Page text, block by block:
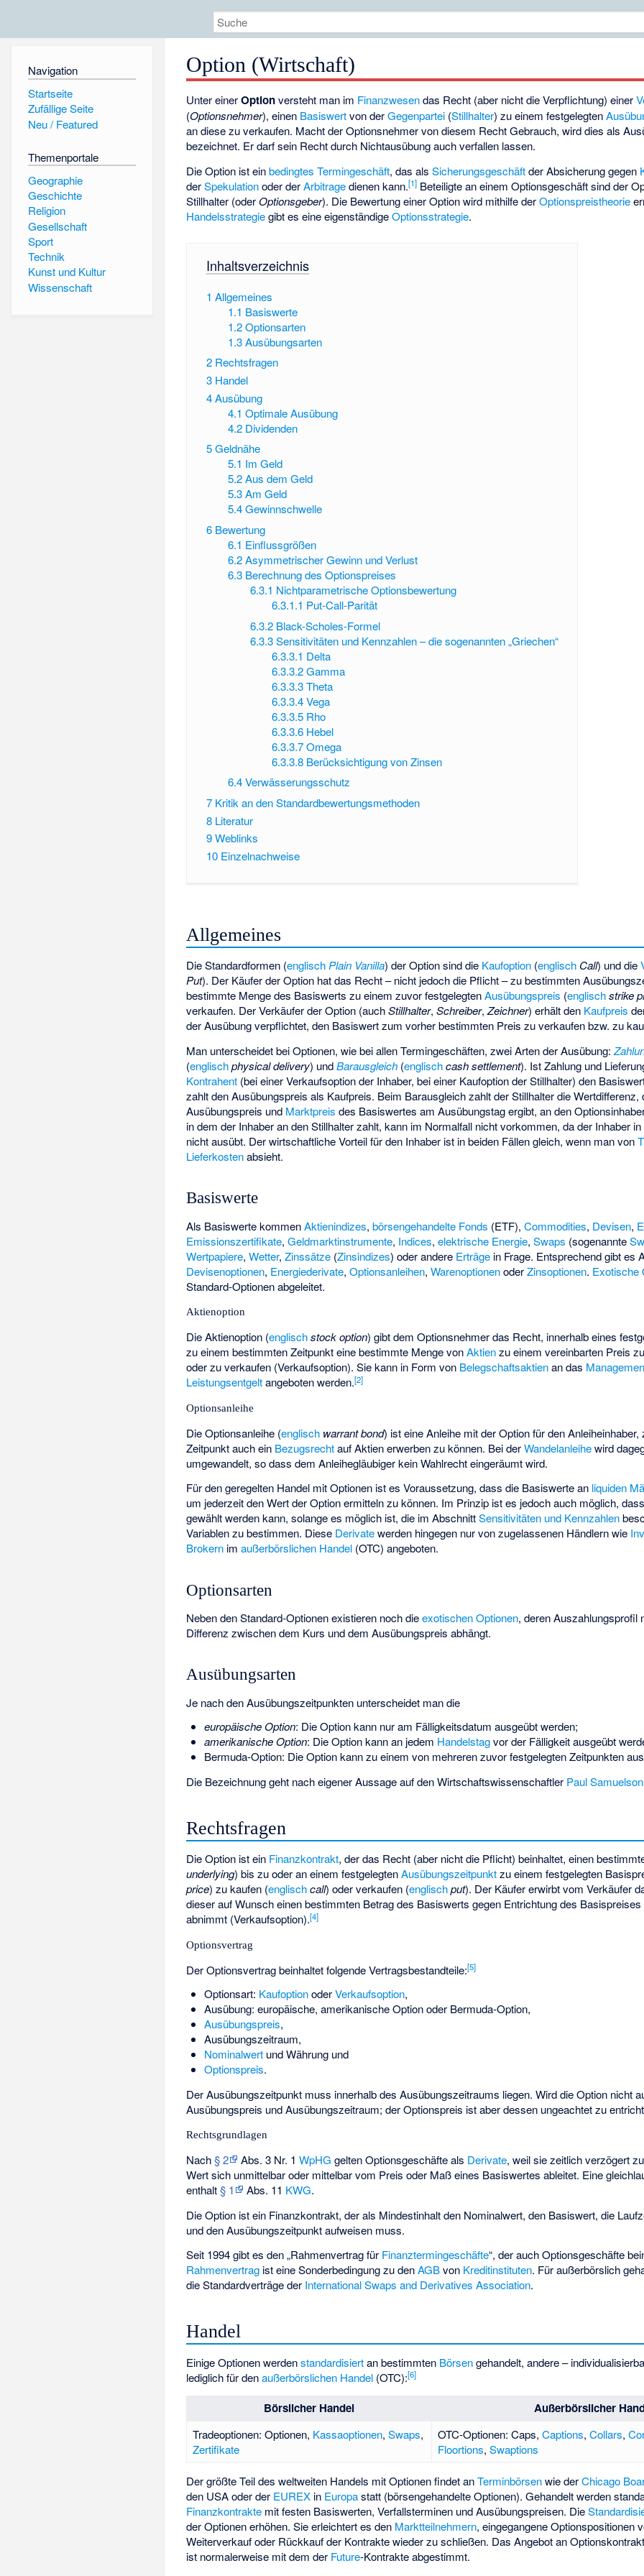
Navigation
Startseite
Zufällige Seite
Neu / Featured
Themenportale
Geographie
Geschichte
Religion
Gesellschaft
Sport
Technik
Kunst und Kultur
Wissenschaft
Option (Wirtschaft)
Unter einerOptionversteht man im Finanzwesendas Recht (aber nicht die Verpflichtung) einer
(Optionsnehmer), einen Basiswertvon derGegenpartei (Stillhalter) zu einem festgelegten
an diese zu verkaufen. Macht der Optionsnehmer von diesem Recht Gebrauch, wird dies als
bezeichnet. Er darf sein Recht durch Nichtausübung auch verfallen lassen.
Die Option ist einbedingtes Termingeschäft, das alsSicherungsgeschäftder Absicherung gegen
derSpekulationoder derArbitragedienen kann.[1] Beteiligte an einem Optionsgeschäft sind der
Stillhalter (oderOptionsgeber). Die Bewertung einer Option wird mithilfe derOptionspreistheorie
Handelsstrategiegibt es eine eigenständigeOptionsstrategie.
Inhaltsverzeichnis
1 Allgemeines
1.1 Basiswerte
1.2 Optionsarten
1.3 Ausübungsarten
2 Rechtsfragen
3 Handel
4Ausübung
4.1 Optimale Ausübung
4.2 Dividenden
5Geldnähe
5.1 Im Geld
5.2 Aus dem Geld
5.3 Am Geld
5.4 Gewinnschwelle
6 Bewertung
6.1 Einflussgrößen
6.2 Asymmetrischer Gewinn und Verlust
6.3 Berechnung des Optionspreises
6.3.1 Nichtparametrische Optionsbewertung
6.3.1.1 Put-Call-Parität
6.3.2 Black-Scholes-Formel
6.3.3 Sensitivitäten und Kennzahlen – die sogenannten „Griechen“
6.3.3.1 Delta
6.3.3.2Gamma
6.3.3.3Theta
6.3.3.4Vega
6.3.3.5 Rho
6.3.3.6 Hebel
6.3.3.7Omega
6.3.3.8 Berücksichtigung von Zinsen
6.4 Verwässerungsschutz
7 Kritik an den Standardbewertungsmethoden
8 Literatur
9Weblinks
10 Einzelnachweise
Allgemeines
Die Standardformen (englisch Plain Vanilla) der Option sind die Kaufoption (englisch Call) und die
Put). Der Käufer der Option hat das Recht – nicht jedoch die Pflicht – zu bestimmten
bestimmte Menge des Basiswerts zu einem zuvor festgelegtenAusübungspreis (englisch strike
verkaufen. Der Verkäufer der Option (auchStillhalter,Schreiber,Zeichner) erhält den Kaufpreis
der Ausübung verpflichtet, den Basiswert zum vorher bestimmten Preis zu verkaufen bzw. zu
Man unterscheidet bei Optionen, wie bei allen Termingeschäften, zwei Arten der Ausübung:
(englisch physical delivery) undBarausgleich (englisch cash settlement). Ist Zahlung und
Kontrahent (bei einer Verkaufsoption der Inhaber, bei einer Kaufoption der Stillhalter) den
zahlt den Ausübungspreis als Kaufpreis. Beim Barausgleich zahlt der Stillhalter die Wertdifferenz,
Ausübungspreis und Marktpreis des Basiswertes am Ausübungstag ergibt, an den
in dem der Inhaber an den Stillhalter zahlt, kann im Normalfall nicht vorkommen, da der Inhaber
nicht ausübt. Der wirtschaftliche Vorteil für den Inhaber ist in beiden Fällen gleich, wenn man von
Lieferkostenabsieht.
Basiswerte
Als Basiswerte kommenAktienindizes,börsengehandelte Fonds (ETF),Commodities, Devisen,
Emissionszertifikate,Geldmarktinstrumente, Indices,elektrische Energie,Swaps (sogenannte
Wertpapiere,Wetter,Zinssätze (Zinsindizes) oder andere Erträge in Frage. Entsprechend gibt es
Devisenoptionen, Energiederivate,Optionsanleihen,WarenoptionenoderZinsoptionen. Exotische
Standard-Optionen abgeleitet.
Aktienoption
Die Aktienoption (englisch stock option) gibt dem Optionsnehmer das Recht, innerhalb eines
zu einem bestimmten Zeitpunkt eine bestimmte Menge vonAktienzu einem vereinbarten Preis
oder zu verkaufen (Verkaufsoption). Sie kann in Form von Belegschaftsaktienan das
Leistungsentgeltangeboten werden.[2]
Optionsanleihe
Die Optionsanleihe (englisch warrant bond) ist eine Anleihe mit der Option für den
Zeitpunkt auch ein Bezugsrechtauf Aktien erwerben zu können. Bei derWandelanleihewird
umgewandelt, so dass dem Anleihegläubiger kein Wahlrecht eingeräumt wird.
Für den geregelten Handel mit Optionen ist es Voraussetzung, dass die Basiswerte an liquiden
um jederzeit den Wert der Option ermitteln zu können. Im Prinzip ist es jedoch auch möglich,
gewählt werden kann, solange es möglich ist, die im AbschnittSensitivitäten und Kennzahlen
Variablen zu bestimmen. Diese Derivatewerden hingegen nur von zugelassenen Händlern wie
Brokern imaußerbörslichen Handel (OTC) angeboten.
Optionsarten
Neben den Standard-Optionen existieren noch dieexotischen Optionen, deren Auszahlungsprofil
Differenz zwischen dem Kurs und dem Ausübungspreis abhängt.
Ausübungsarten
Je nach den Ausübungszeitpunkten unterscheidet man die
europäische Option: Die Option kann nur am Fälligkeitsdatum ausgeübt werden;
amerikanische Option: Die Option kann an jedem Handelstagvor der Fälligkeit ausgeübt
Bermuda-Option: Die Option kann zu einem von mehreren zuvor festgelegten Zeitpunkten
Die Bezeichnung geht nach eigener Aussage auf den Wirtschaftswissenschaftler Paul Samuelson
Rechtsfragen
Die Option ist ein Finanzkontrakt, der das Recht (aber nicht die Pflicht) beinhaltet, einen
underlying) bis zu oder an einem festgelegtenAusübungszeitpunktzu einem festgelegten
price) zu kaufen (englisch call) oder verkaufen (englisch put). Der Käufer erwirbt vom Verkäufer
dieser auf Wunsch einen bestimmten Betrag des Basiswerts gegen Entrichtung des
abnimmt (Verkaufsoption).[4]
Optionsvertrag
Der Optionsvertrag beinhaltet folgende Vertragsbestandteile:[5]
Optionsart: KaufoptionoderVerkaufsoption,
Ausübung: europäische, amerikanische Option oder Bermuda-Option,
Ausübungspreis,
Ausübungszeitraum,
Nominalwertund Währung und
Optionspreis.
Der Ausübungszeitpunkt muss innerhalb des Ausübungszeitraums liegen. Wird die Option nicht
Ausübungspreis und Ausübungszeitraum; der Optionspreis ist aber dessen ungeachtet zu
Rechtsgrundlagen
Nach§ 2 Abs. 3 Nr. 1WpHG gelten Optionsgeschäfte als Derivate, weil sie zeitlich verzögert
Wert sich unmittelbar oder mittelbar vom Preis oder Maß eines Basiswertes ableitet. Eine
enthalt§ 1 Abs. 11 KWG.
Die Option ist ein Finanzkontrakt, der als Mindestinhalt den Nominalwert, den Basiswert, die
und den Ausübungszeitpunkt aufweisen muss.
Seit 1994 gibt es den „Rahmenvertrag für Finanztermingeschäfte“, der auch Optionsgeschäfte
Rahmenvertrag ist eine Sonderbedingung zu denAGBvon Kreditinstituten. Für außerbörslich
die Standardverträge der International Swaps and Derivatives Association.
Handel
Einige Optionen werdenstandardisiertan bestimmten Börsengehandelt, andere –
lediglich für denaußerbörslichen Handel (OTC):[6]
Börslicher Handel Außerbörslicher
Tradeoptionen: Optionen, Kassaoptionen, Swaps,
Zertifikate
OTC-Optionen: Caps, Captions, Collars,
Floortions, Swaptions
Der größte Teil des weltweiten Handels mit Optionen findet anTerminbörsenwie derChicago
den USA oder der EUREX in Europastatt (börsengehandelte Optionen). Gehandelt werden
Finanzkontrakte mit festen Basiswerten, Verfallsterminen und Ausübungspreisen. Die
der Optionen erhöhen. Sie erleichtert es den Marktteilnehmern, eingegangene Optionspositionen
Weiterverkauf oder Rückkauf der Kontrakte wieder zu schließen. Das Angebot an
ist normalerweise mit dem der Future-Kontrakte abgestimmt.